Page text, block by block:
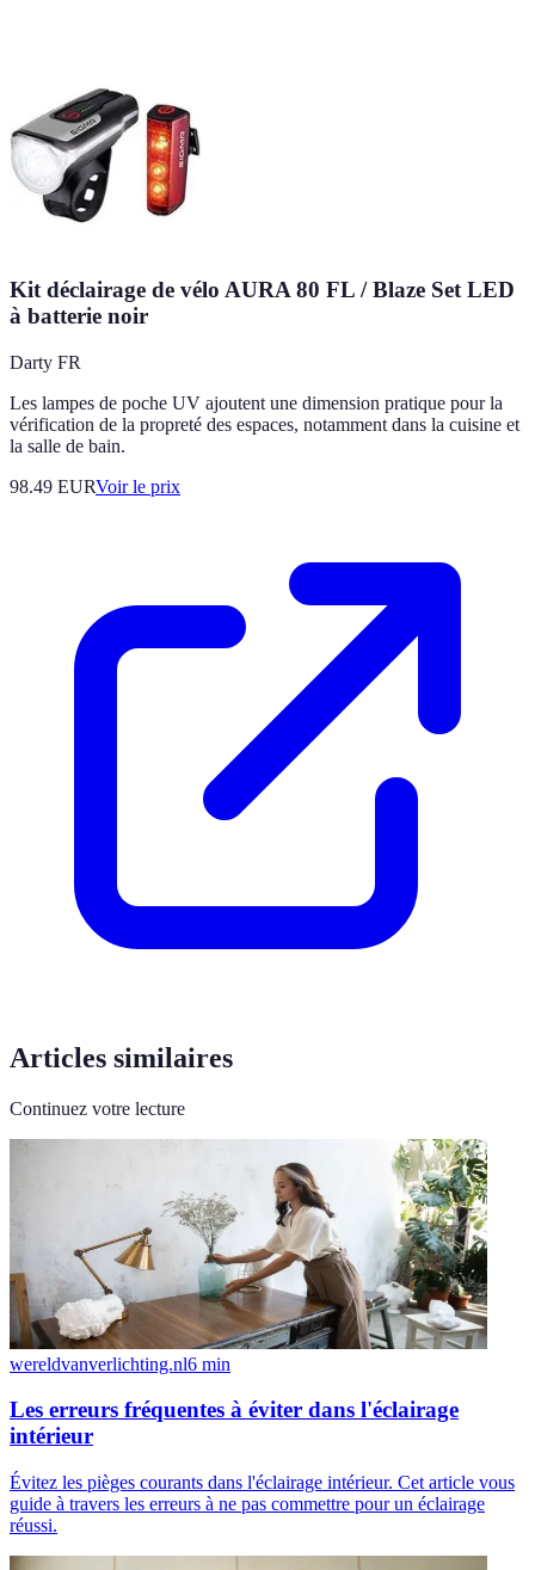
Kit déclairage de vélo AURA 80 FL / Blaze Set LED
à batterie noir
Darty FR
Les lampes de poche UV ajoutent une dimension pratique pour la
vérification de la propreté des espaces, notamment dans la cuisine et
la salle de bain.
98.49 EURVoir le prix
Articles similaires
Continuez votre lecture
wereldvanverlichting.nl6 min
Les erreurs fréquentes à éviter dans l'éclairage
intérieur
Évitez les pièges courants dans l'éclairage intérieur. Cet article vous
guide à travers les erreurs à ne pas commettre pour un éclairage
réussi.